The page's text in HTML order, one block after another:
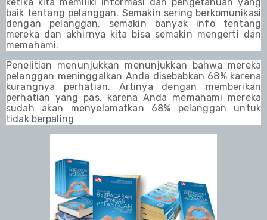
ketika kita memiliki informasi dan pengetahuan yang
baik tentang pelanggan. Semakin sering berkomunikasi
dengan pelanggan, semakin banyak info tentang
mereka dan akhirnya kita bisa semakin mengerti dan
memahami.
Penelitian menunjukkan menunjukkan bahwa mereka
pelanggan meninggalkan Anda disebabkan 68% karena
kurangnya perhatian. Artinya dengan memberikan
perhatian yang pas, karena Anda memahami mereka
sudah akan menyelamatkan 68% pelanggan untuk
tidak berpaling